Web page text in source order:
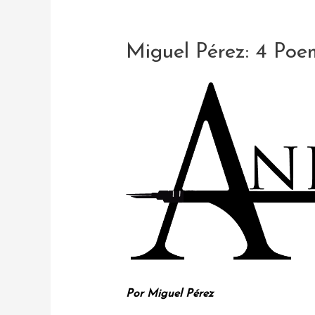
Miguel Pérez: 4
Por Miguel Pérez